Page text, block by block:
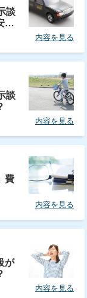
談
…
内容を見る
談
内容を見る
費
内容を見る
が
内容を見る